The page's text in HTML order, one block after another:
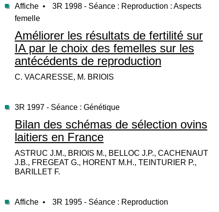
Affiche •
3R 1998 - Séance : Reproduction : Aspects
femelle
Améliorer les résultats de fertilité sur
IA par le choix des femelles sur les
antécédents de reproduction
C. VACARESSE, M. BRIOIS
3R 1997 - Séance : Génétique
Bilan des schémas de sélection ovins
laitiers en France
ASTRUC J.M., BRIOIS M., BELLOC J.P., CACHENAUT
J.B., FREGEAT G., HORENT M.H., TEINTURIER P.,
BARILLET F.
Affiche • 3R 1995 - Séance : Reproduction